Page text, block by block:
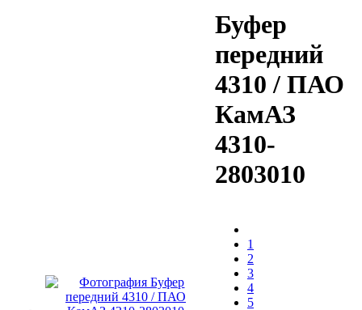
Буфер
передний
4310 / ПАО
КамАЗ
4310-
2803010
1
2
3
4
5